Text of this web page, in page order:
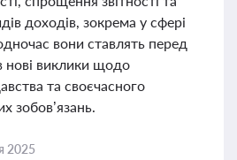
доходів, зокрема у сфері
вони ставлять перед
нові виклики щодо
та своєчасного
зобов’язань.
2025